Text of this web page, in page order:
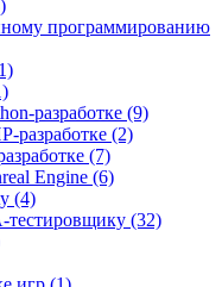
программированию
разработке (9)
разработке (2)
(7)
Engine (6)
(4)
(32)